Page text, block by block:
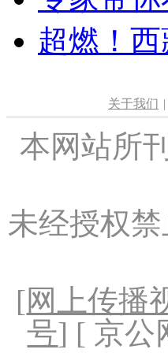
超燃！
关于我们 |
本网站所
未经授权
[网上传播
号] [ 京公